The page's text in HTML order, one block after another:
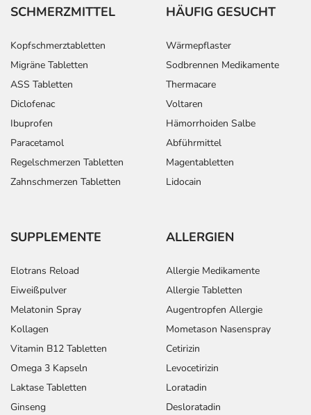
SCHMERZMITTEL
Kopfschmerztabletten
Migräne Tabletten
ASS Tabletten
Diclofenac
Ibuprofen
Paracetamol
Regelschmerzen Tabletten
Zahnschmerzen Tabletten
HÄUFIG GESUCHT
Wärmepflaster
Sodbrennen Medikamente
Thermacare
Voltaren
Hämorrhoiden Salbe
Abführmittel
Magentabletten
Lidocain
SUPPLEMENTE
Elotrans Reload
Eiweißpulver
Melatonin Spray
Kollagen
Vitamin B12 Tabletten
Omega 3 Kapseln
Laktase Tabletten
Ginseng
ALLERGIEN
Allergie Medikamente
Allergie Tabletten
Augentropfen Allergie
Mometason Nasenspray
Cetirizin
Levocetirizin
Loratadin
Desloratadin